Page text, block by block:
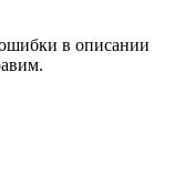
в описании